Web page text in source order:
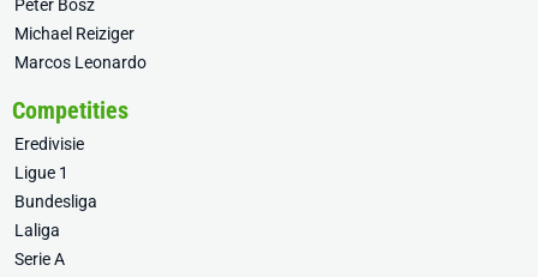
Peter Bosz
Michael Reiziger
Marcos Leonardo
Competities
Eredivisie
Ligue 1
Bundesliga
Laliga
Serie A